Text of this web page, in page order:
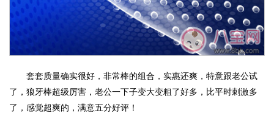
套套质量确实很好，非常棒的组合，实惠还爽，特意跟老公试
了，狼牙棒超级厉害，老公一下子变大变粗了好多，比平时刺激多
了，感觉超爽的，满意五分好评！